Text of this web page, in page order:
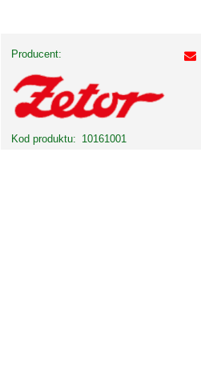
Producent:
Kod produktu: 10161001